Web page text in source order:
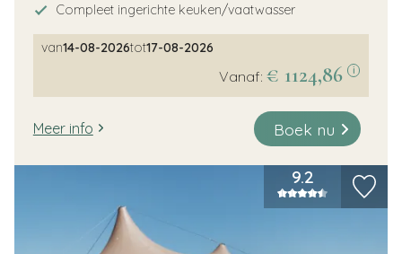
Compleet ingerichte keuken/vaatwasser
van14-08-2026tot17-08-2026
Vanaf: € 1124,86 i
Meer info Boek nu
9.2